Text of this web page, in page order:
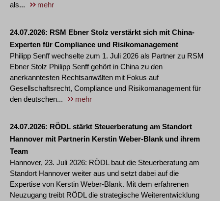
als...
mehr
24.07.2026 RSM Ebner Stolz verstärkt sich mit China-
Experten für Compliance und Risikomanagement
Philipp Senff wechselte zum 1. Juli 2026 als Partner zu RSM
Ebner Stolz Philipp Senff gehört in China zu den
anerkanntesten Rechtsanwälten mit Fokus auf
Gesellschaftsrecht, Compliance und Risikomanagement für
den deutschen...
mehr
24.07.2026 RÖDL stärkt Steuerberatung am Standort
Hannover mit Partnerin Kerstin Weber-Blank und ihrem
Team
Hannover, 23. Juli 2026: RÖDL baut die Steuerberatung am
Standort Hannover weiter aus und setzt dabei auf die
Expertise von Kerstin Weber-Blank. Mit dem erfahrenen
Neuzugang treibt RÖDL die strategische Weiterentwicklung